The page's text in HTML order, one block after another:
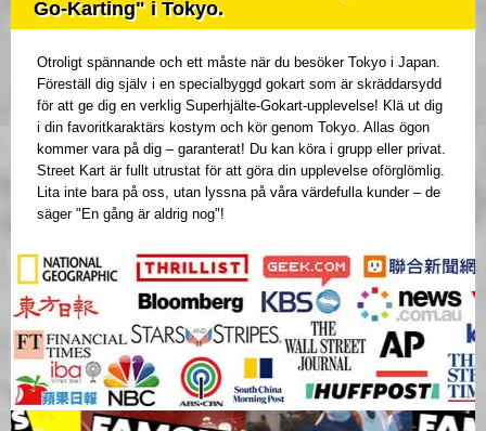
Go-Karting" i Tokyo.
Otroligt spännande och ett måste när du besöker Tokyo i Japan.
Föreställ dig själv i en specialbyggd gokart som är skräddarsydd
för att ge dig en verklig Superhjälte-Gokart-upplevelse! Klä ut dig
i din favoritkaraktärs kostym och kör genom Tokyo. Allas ögon
kommer vara på dig – garanterat! Du kan köra i grupp eller privat.
Street Kart är fullt utrustat för att göra din upplevelse oförglömlig.
Lita inte bara på oss, utan lyssna på våra värdefulla kunder – de
säger "En gång är aldrig nog"!